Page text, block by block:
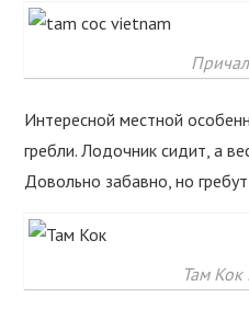
Интересной местной
гребли. Лодочник сидит, а
Довольно забавно, но
Там Кок